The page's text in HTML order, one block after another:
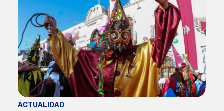
ACTUALIDAD